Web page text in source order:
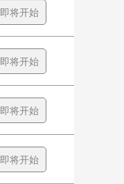
即将开始
即将开始
即将开始
即将开始